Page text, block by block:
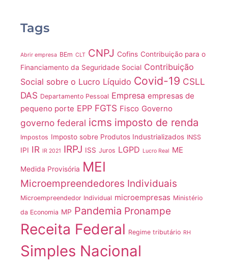
Tags
Abrir empresa BEm CLT CNPJ Cofins Contribuição para o
Financiamento da Seguridade Social Contribuição
Social sobre o Lucro Líquido Covid-19 CSLL
DAS Departamento Pessoal Empresa empresas de
pequeno porte EPP FGTS Fisco Governo
governo federal icms imposto de renda
Impostos Imposto sobre Produtos Industrializados INSS
IPI IR IR 2021 IRPJ ISS Juros LGPD Lucro Real ME
Medida Provisória MEI
Microempreendedores Individuais
Microempreendedor Individual microempresas Ministério
da Economia MP Pandemia Pronampe
Receita Federal Regime tributário RH
Simples Nacional